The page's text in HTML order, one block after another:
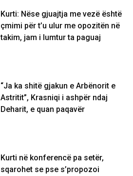
Kurti: Nëse gjuajtja me vezë është
çmimi për t’u ulur me opozitën në
takim, jam i lumtur ta paguaj
“Ja ka shitë gjakun e Arbënorit e
Astritit”, Krasniqi i ashpër ndaj
Deharit, e quan paqavër
Kurti në konferencë pa setër,
sqarohet se pse s’propozoi